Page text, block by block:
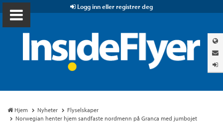
Logg inn eller registrer deg
Hjem Nyheter
Flyselskaper
Norwegian henter hjem sandfaste nordmenn på Granca med jumbojet